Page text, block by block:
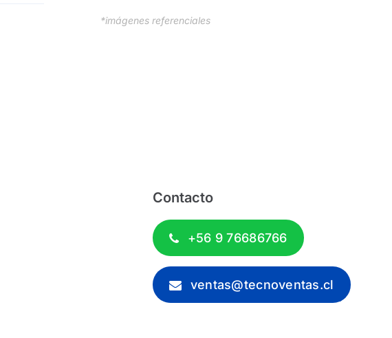
*imágenes referenciales
Contacto
+56 9 76686766
ventas@tecnoventas.cl